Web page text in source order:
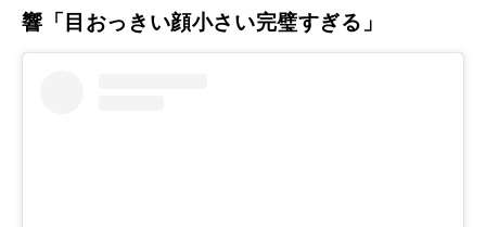
響「目おっきい顔小さい完璧すぎる」